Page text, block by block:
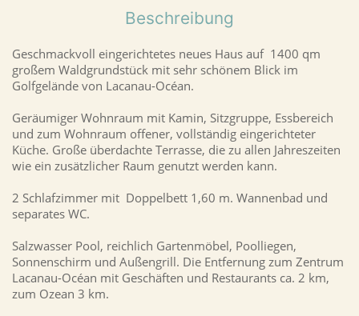
Beschreibung
Geschmackvoll eingerichtetes neues Haus auf 1400 qm
großem Waldgrundstück mit sehr schönem Blick im
Golfgelände von Lacanau-Océan.
Geräumiger Wohnraum mit Kamin, Sitzgruppe, Essbereich
und zum Wohnraum offener, vollständig eingerichteter
Küche. Große überdachte Terrasse, die zu allen Jahreszeiten
wie ein zusätzlicher Raum genutzt werden kann.
2 Schlafzimmer mit Doppelbett 1,60 m. Wannenbad und
separates WC.
Salzwasser Pool, reichlich Gartenmöbel, Poolliegen,
Sonnenschirm und Außengrill. Die Entfernung zum Zentrum
Lacanau-Océan mit Geschäften und Restaurants ca. 2 km,
zum Ozean 3 km.